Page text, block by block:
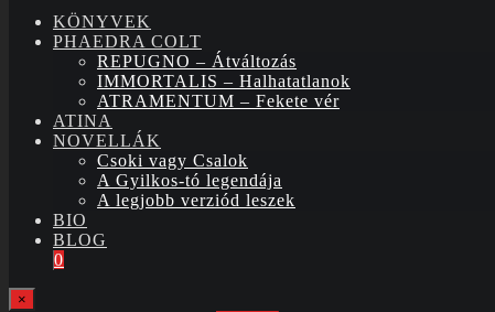
KÖNYVEK
PHAEDRA COLT
REPUGNO – Átváltozás
IMMORTALIS – Halhatatlanok
ATRAMENTUM – Fekete vér
ATINA
NOVELLÁK
Csoki vagy Csalok
A Gyilkos-tó legendája
A legjobb verziód leszek
BIO
BLOG
0
×